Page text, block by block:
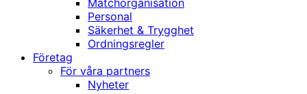
Matchorganisation
Personal
Säkerhet & Trygghet
Ordningsregler
Företag
För våra partners
Nyheter